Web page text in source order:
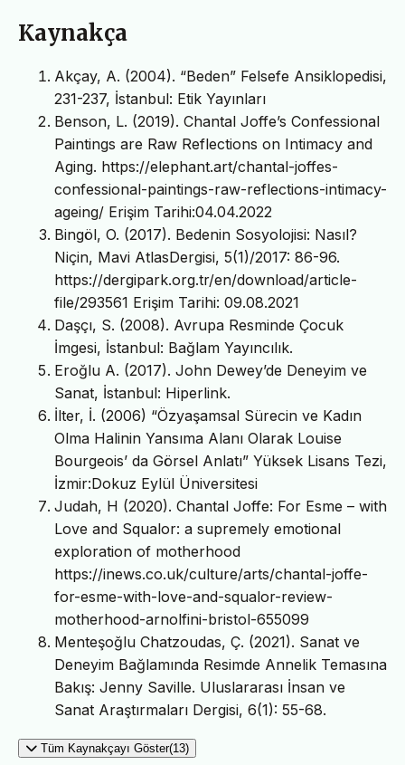
Kaynakça
Akçay, A. (2004). “Beden” Felsefe Ansiklopedisi,
231-237, İstanbul: Etik Yayınları
Benson, L. (2019). Chantal Joffe’s Confessional
Paintings are Raw Reflections on Intimacy and
Aging. https://elephant.art/chantal-joffes-
confessional-paintings-raw-reflections-intimacy-
ageing/ Erişim Tarihi:04.04.2022
Bingöl, O. (2017). Bedenin Sosyolojisi: Nasıl?
Niçin, Mavi AtlasDergisi, 5(1)/2017: 86-96.
https://dergipark.org.tr/en/download/article-
file/293561 Erişim Tarihi: 09.08.2021
Daşçı, S. (2008). Avrupa Resminde Çocuk
İmgesi, İstanbul: Bağlam Yayıncılık.
Eroğlu A. (2017). John Dewey’de Deneyim ve
Sanat, İstanbul: Hiperlink.
İlter, İ. (2006) “Özyaşamsal Sürecin ve Kadın
Olma Halinin Yansıma Alanı Olarak Louise
Bourgeois’ da Görsel Anlatı” Yüksek Lisans Tezi,
İzmir:Dokuz Eylül Üniversitesi
Judah, H (2020). Chantal Joffe: For Esme – with
Love and Squalor: a supremely emotional
exploration of motherhood
https://inews.co.uk/culture/arts/chantal-joffe-
for-esme-with-love-and-squalor-review-
motherhood-arnolfini-bristol-655099
Menteşoğlu Chatzoudas, Ç. (2021). Sanat ve
Deneyim Bağlamında Resimde Annelik Temasına
Bakış: Jenny Saville. Uluslararası İnsan ve
Sanat Araştırmaları Dergisi, 6(1): 55-68.
Tüm Kaynakçayı Göster(13)